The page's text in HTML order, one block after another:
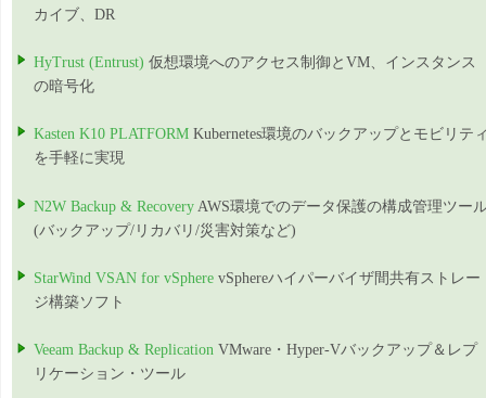
カイブ、DR
HyTrust (Entrust) 仮想環境へのアクセス制御とVM、インスタンス
の暗号化
Kasten K10 PLATFORM Kubernetes環境のバックアップとモビリテ
を手軽に実現
N2W Backup & Recovery AWS環境でのデータ保護の構成管理ツー
(バックアップ/リカバリ/災害対策など)
StarWind VSAN for vSphere vSphereハイパーバイザ間共有ストレー
ジ構築ソフト
Veeam Backup & Replication VMware・Hyper-Vバックアップ＆レプ
リケーション・ツール